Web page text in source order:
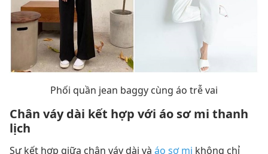
Phối quần jean baggy cùng áo trễ vai
Chân váy dài kết hợp với áo sơ mi thanh
lịch
Sự kết hợp giữa chân váy dài và áo sơ mi không chỉ